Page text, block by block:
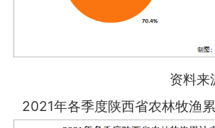
资料来
2021年各季度陕西省农林牧渔